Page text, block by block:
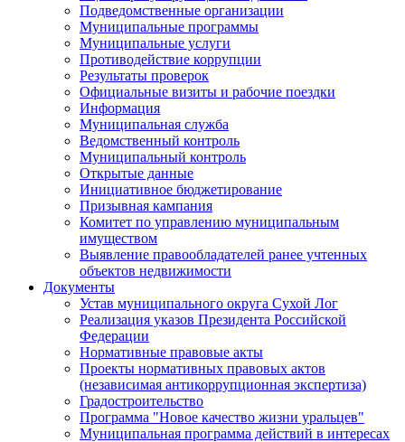
Подведомственные организации
Муниципальные программы
Муниципальные услуги
Противодействие коррупции
Результаты проверок
Официальные визиты и рабочие поездки
Информация
Муниципальная служба
Ведомственный контроль
Муниципальный контроль
Открытые данные
Инициативное бюджетирование
Призывная кампания
Комитет по управлению муниципальным
имуществом
Выявление правообладателей ранее учтенных
объектов недвижимости
Документы
Устав муниципального округа Сухой Лог
Реализация указов Президента Российской
Федерации
Нормативные правовые акты
Проекты нормативных правовых актов
(независимая антикоррупционная экспертиза)
Градостроительство
Программа "Новое качество жизни уральцев"
Муниципальная программа действий в интересах